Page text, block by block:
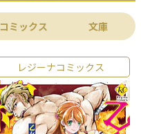
コミックス 文庫
レジーナコミックス